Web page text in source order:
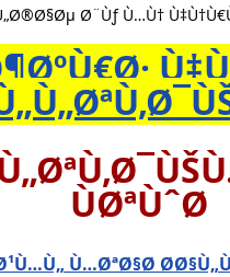
Ø¨Ùƒ Ù…Ù†
ÙØªÙˆØ­
Ù…ØªØ§Ø­